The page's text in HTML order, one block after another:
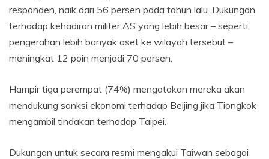
responden, naik dari 56 persen pada tahun lalu. Dukungan
terhadap kehadiran militer AS yang lebih besar – seperti
pengerahan lebih banyak aset ke wilayah tersebut –
meningkat 12 poin menjadi 70 persen.
Hampir tiga perempat (74%) mengatakan mereka akan
mendukung sanksi ekonomi terhadap Beijing jika Tiongkok
mengambil tindakan terhadap Taipei.
Dukungan untuk secara resmi mengakui Taiwan sebagai